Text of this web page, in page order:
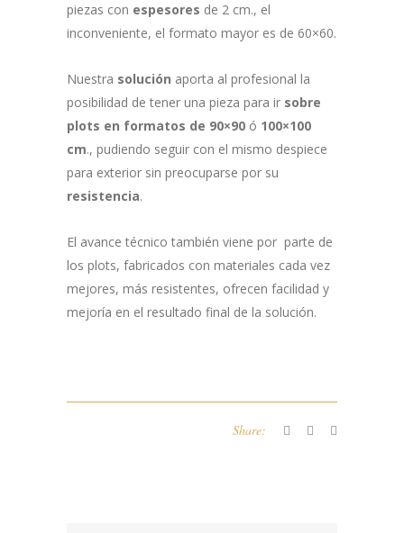
piezas con espesores de 2 cm., el
inconveniente, el formato mayor es de 60×60.
Nuestra solución aporta al profesional la
posibilidad de tener una pieza para ir sobre
plots en formatos de 90×90 ó 100×100
cm., pudiendo seguir con el mismo despiece
para exterior sin preocuparse por su
resistencia.
El avance técnico también viene por parte de
los plots, fabricados con materiales cada vez
mejores, más resistentes, ofrecen facilidad y
mejoría en el resultado final de la solución.
Share: